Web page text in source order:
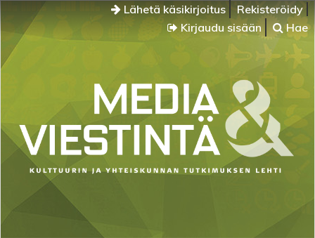
Lähetä käsikirjoitus
Rekisteröidy
Kirjaudu sisään
Hae